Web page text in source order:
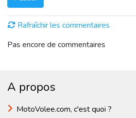
Rafraîchir les commentaires
Pas encore de commentaires
A propos
MotoVolee.com, c'est quoi ?